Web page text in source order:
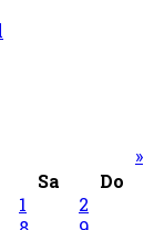
»
Sa
Do
1
2